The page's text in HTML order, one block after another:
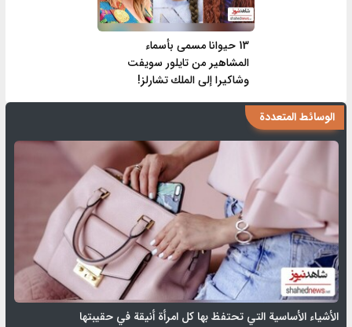
13 حيوانا مسمى بأسماء
المشاهير من تايلور سويفت
وشاكيرا إلى الملك تشارلز!
الوسائط المتعددة
الأشياء الأساسية التي تحتفظ بها كل امرأة أنيقة في حقيبتها